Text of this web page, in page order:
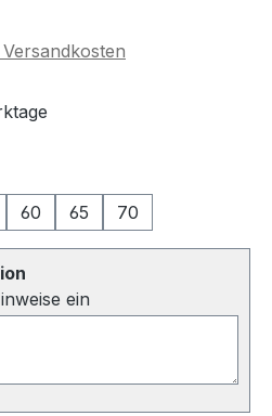
60 65 70
ein